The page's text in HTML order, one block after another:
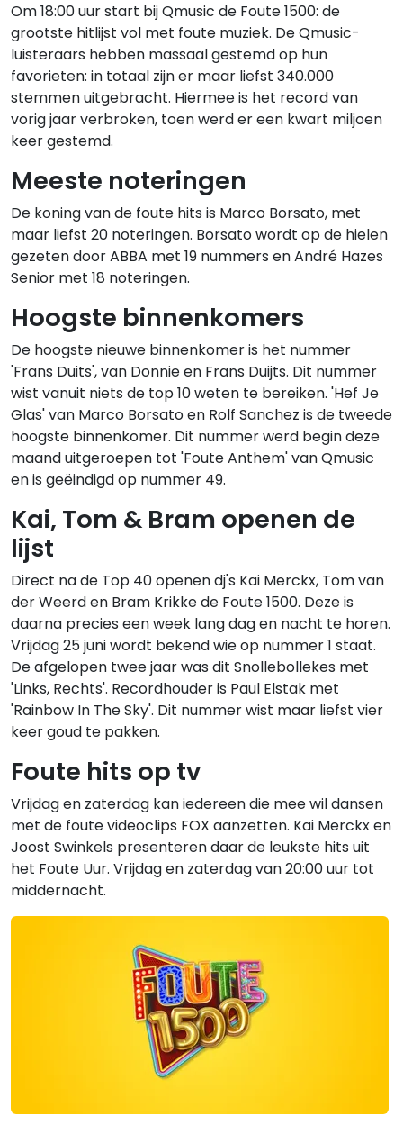
Om 18:00 uur start bij Qmusic de Foute 1500: de
grootste hitlijst vol met foute muziek. De Qmusic-
luisteraars hebben massaal gestemd op hun
favorieten: in totaal zijn er maar liefst 340.000
stemmen uitgebracht. Hiermee is het record van
vorig jaar verbroken, toen werd er een kwart miljoen
keer gestemd.
Meeste noteringen
De koning van de foute hits is Marco Borsato, met
maar liefst 20 noteringen. Borsato wordt op de hielen
gezeten door ABBA met 19 nummers en André Hazes
Senior met 18 noteringen.
Hoogste binnenkomers
De hoogste nieuwe binnenkomer is het nummer
'Frans Duits', van Donnie en Frans Duijts. Dit nummer
wist vanuit niets de top 10 weten te bereiken. 'Hef Je
Glas' van Marco Borsato en Rolf Sanchez is de tweede
hoogste binnenkomer. Dit nummer werd begin deze
maand uitgeroepen tot 'Foute Anthem' van Qmusic
en is geëindigd op nummer 49.
Kai, Tom & Bram openen de
lijst
Direct na de Top 40 openen dj's Kai Merckx, Tom van
der Weerd en Bram Krikke de Foute 1500. Deze is
daarna precies een week lang dag en nacht te horen.
Vrijdag 25 juni wordt bekend wie op nummer 1 staat.
De afgelopen twee jaar was dit Snollebollekes met
'Links, Rechts'. Recordhouder is Paul Elstak met
'Rainbow In The Sky'. Dit nummer wist maar liefst vier
keer goud te pakken.
Foute hits op tv
Vrijdag en zaterdag kan iedereen die mee wil dansen
met de foute videoclips FOX aanzetten. Kai Merckx en
Joost Swinkels presenteren daar de leukste hits uit
het Foute Uur. Vrijdag en zaterdag van 20:00 uur tot
middernacht.
Gerelateerde hitlijsten